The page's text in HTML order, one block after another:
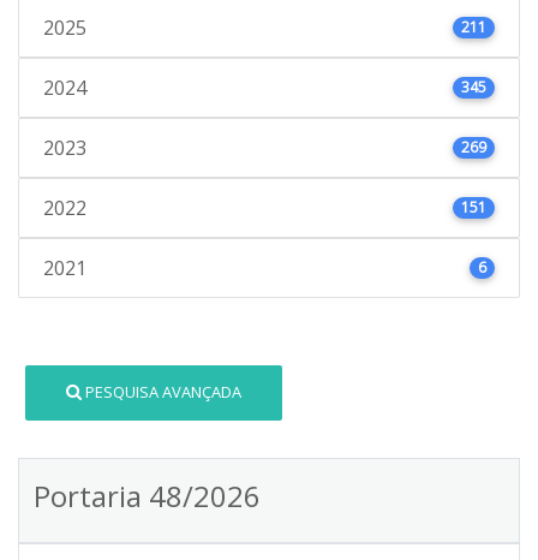
2025 211
2024 345
2023 269
2022 151
2021 6
PESQUISA AVANÇADA
Portaria 48/2026